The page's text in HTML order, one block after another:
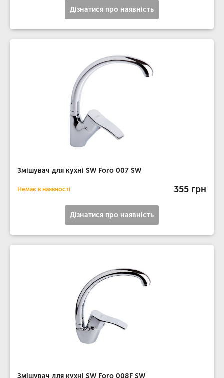
Дізнатися про наявність
Змішувач для кухні SW Foro 007 SW
Немає в наявності 355 грн
Дізнатися про наявність
Змішувач для кухні SW Foro 008F SW